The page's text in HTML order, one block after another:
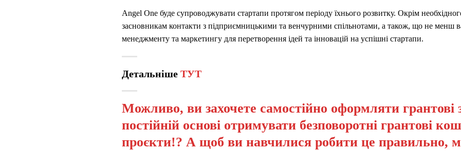
Angel One буде супроводжувати стартапи протягом періоду їхнього розвитку. Окрім
засновникам контакти з підприємницькими та венчурними спільнотами, а також, що не менш
менеджменту та маркетингу для перетворення ідей та інновацій на успішні стартапи.
Детальніше ТУТ
Можливо, ви захочете самостійно оформляти грантові
постійній основі отримувати безповоротні грантові
проєкти!? А щоб ви навчилися робити це правильно,